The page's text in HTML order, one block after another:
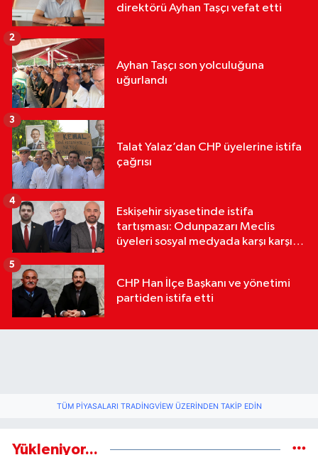
direktörü Ayhan Taşçı vefat etti
Ayhan Taşçı son yolculuğuna
uğurlandı
2
Talat Yalaz’dan CHP üyelerine istifa
çağrısı
3
Eskişehir siyasetinde istifa
tartışması: Odunpazarı Meclis
üyeleri sosyal medyada karşı karşıya
4
CHP Han İlçe Başkanı ve yönetimi
partiden istifa etti
5
TÜM PIYASALARI TRADINGVIEW ÜZERINDEN TAKIP EDIN
Yükleniyor...